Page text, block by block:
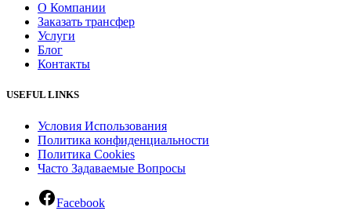
О Компании
Заказать трансфер
Услуги
Блог
Контакты
USEFUL LINKS
Условия Использования
Политика конфиденциальности
Политика Cookies
Часто Задаваемые Вопросы
Facebook